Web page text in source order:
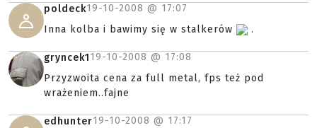
poldeck19-10-2008 @ 17:07
Inna kolba i bawimy się w stalkerów
.
gryncek119-10-2008 @ 17:08
Przyzwoita cena za full metal, fps też pod
wrażeniem..fajne
edhunter19-10-2008 @ 17:17